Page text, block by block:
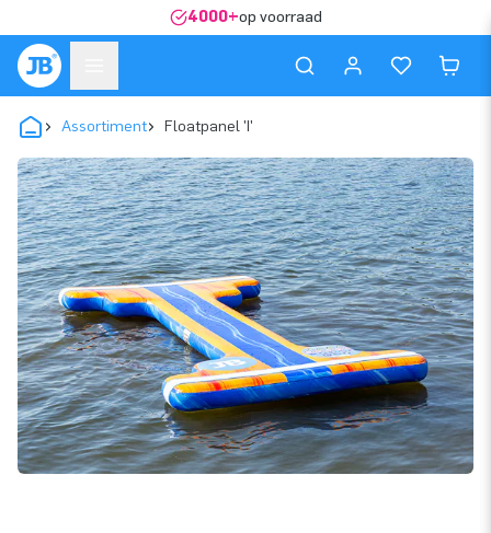
4000+op voorraad
Assortiment Floatpanel 'I'